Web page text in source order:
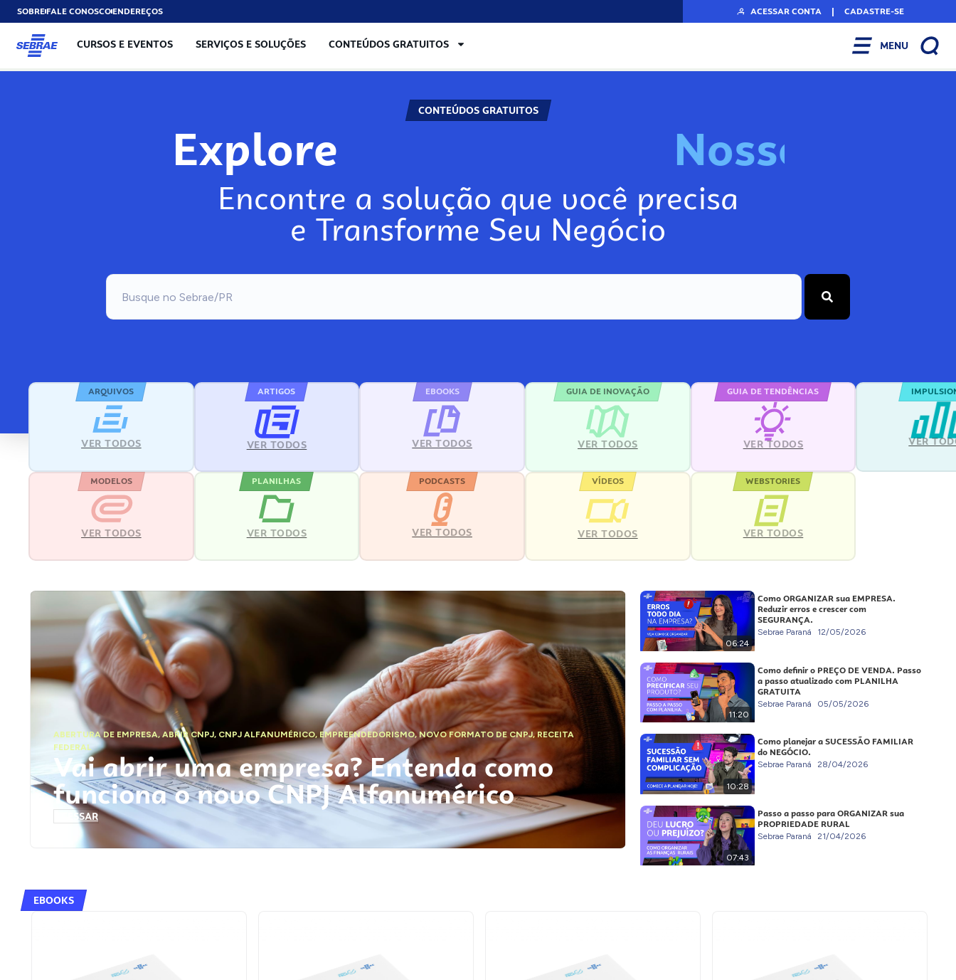
SOBREFALE CONOSCOENDEREÇOS ACESSAR CONTA | CADASTRE-SE
CURSOS E EVENTOS SERVIÇOS E SOLUÇÕES CONTEÚDOS GRATUITOS MENU
CONTEÚDOS GRATUITOS
Explore Nosso
Encontre a solução que você precisa
e Transforme Seu Negócio
ARQUIVOS
VER TODOS
ARTIGOS
VER TODOS
EBOOKS
VER TODOS
GUIA DE INOVAÇÃO
VER TODOS
GUIA DE TENDÊNCIAS
VER TODOS VER
MODELOS
VER TODOS
PLANILHAS
VER TODOS
PODCASTS
VER TODOS
VÍDEOS
VER TODOS
WEBSTORIES
VER TODOS
ABERTURA DE EMPRESA,ABRIR CNPJ, CNPJ ALFANUMÉRICO, EMPREENDEDORISMO,NOVO FORMATO DE CNPJ,RECEITA
FEDERAL
Vai abrir uma empresa? Entenda como
funciona o novo CNPJ Alfanumérico
ACESSAR
06:24
Como ORGANIZAR sua EMPRESA.
Reduzir erros e crescer com
SEGURANÇA.
Sebrae Paraná 12/05/2026
11:20
Como definir o PREÇO DE VENDA. Passo
a passo atualizado com PLANILHA
GRATUITA
Sebrae Paraná 05/05/2026
10:28
Como planejar a SUCESSÃO FAMILIAR
do NEGÓCIO.
Sebrae Paraná 28/04/2026
07:43
Passo a passo para ORGANIZAR sua
PROPRIEDADE RURAL
Sebrae Paraná 21/04/2026
EBOOKS